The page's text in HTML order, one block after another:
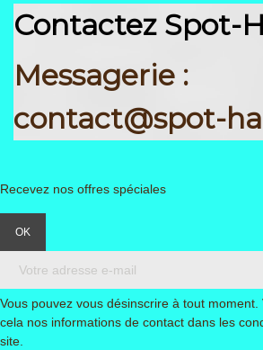
Contactez Spot-
Messagerie :
contact@spot-
Recevez nos offres spéciales
Vous pouvez vous désinscrire à tout
cela nos informations de contact dans les
site.